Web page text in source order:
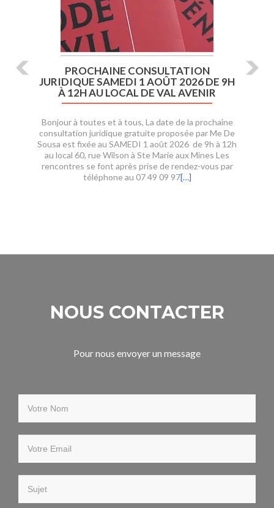
PROCHAINE CONSULTATION
JURIDIQUE SAMEDI 1 AOÛT 2026 DE 9H
À 12H AU LOCAL DE VAL AVENIR
Bonjour à toutes et à tous, La date de la prochaine
consultation juridique gratuite proposée par Me De
Sousa est fixée au SAMEDI 1 août 2026 de 9h à 12h
au local 60, rue Wilson à Ste Marie aux Mines Les
rencontres se font après prise de rendez-vous par
téléphone au 07 49 09 97[…]
NOUS CONTACTER
Pour nous envoyer un message